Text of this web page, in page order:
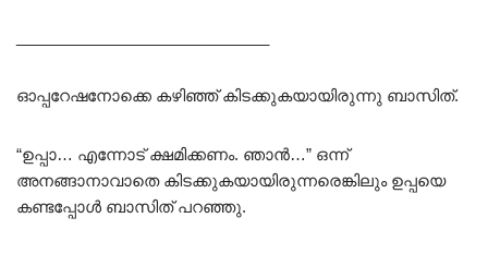
ഓപ്പറേഷനോക്കെ കഴിഞ്ഞ് കിടക്കുകയായിരുന്നു ബാസിത്.
“ഉപ്പാ… എന്നോട് ക്ഷമിക്കണം. ഞാൻ…” ഒന്ന്
അനങ്ങാനാവാതെ കിടക്കുകയായിരുന്നരെങ്കിലും ഉപ്പയെ
കണ്ടപ്പോൾ ബാസിത് പറഞ്ഞു.